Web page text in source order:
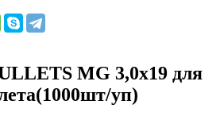
MG 3,0х19 для
уп)